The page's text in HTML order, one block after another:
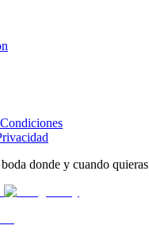
donde y cuando quieras